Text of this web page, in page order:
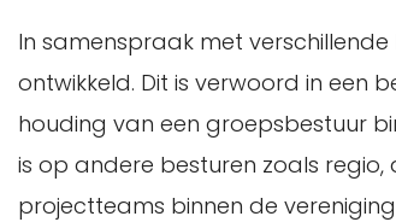
In samenspraak met
ontwikkeld. Dit is verwoord in een
houding van een groepsbestuur
is op andere besturen zoals
projectteams binnen de